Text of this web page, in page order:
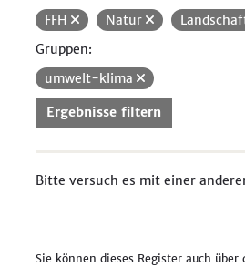
FFH
Natur
Gruppen:
umwelt-klima
Ergebnisse filtern
Bitte versuch es mit einer
Sie können dieses Register auch über